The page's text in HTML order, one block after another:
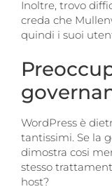
Inoltre, trovo
creda che
quindi i suoi
WordPress è
tantissimi. Se la
dimostra cosi
stesso
host?